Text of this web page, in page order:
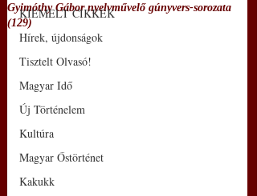
KIEMELT CIKKEK
Hírek, újdonságok
Tisztelt Olvasó!
Magyar Idő
Új Történelem
Kultúra
Magyar Őstörténet
Kakukk
Gyimóthy Gábor nyelvművelő gúnyvers-sorozata
(129)